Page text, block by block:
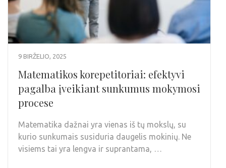
9 BIRŽELIO, 2025
Matematikos korepetitoriai: efektyvi
pagalba įveikiant sunkumus mokymosi
procese
Matematika dažnai yra vienas iš tų mokslų, su
kurio sunkumais susiduria daugelis mokinių. Ne
visiems tai yra lengva ir suprantama, …